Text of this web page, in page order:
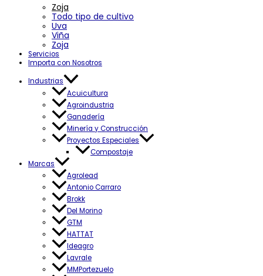
Zoja
Todo tipo de cultivo
Uva
Viña
Zoja
Servicios
Importa con Nosotros
Industrias
Acuicultura
Agroindustria
Ganadería
Minería y Construcción
Proyectos Especiales
Compostaje
Marcas
Agrolead
Antonio Carraro
Brokk
Del Morino
GTM
HATTAT
Ideagro
Lavrale
MMPortezuelo